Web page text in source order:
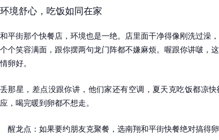
环境舒心，吃饭如同在家
和平街那个快餐店，环境也是一绝。店里面干净得像刚洗过澡
个个笑容满面，跟你摆两句龙门阵都不嫌麻烦。喔跟你讲啵，
情卵好。
丢那星，差点没跟你讲，他们家还有空调，夏天克吃饭都凉
应，喝完暖到卵都不想走。
醒龙点：如果要约朋友克聚餐，选南翔和平街快餐绝对搞得